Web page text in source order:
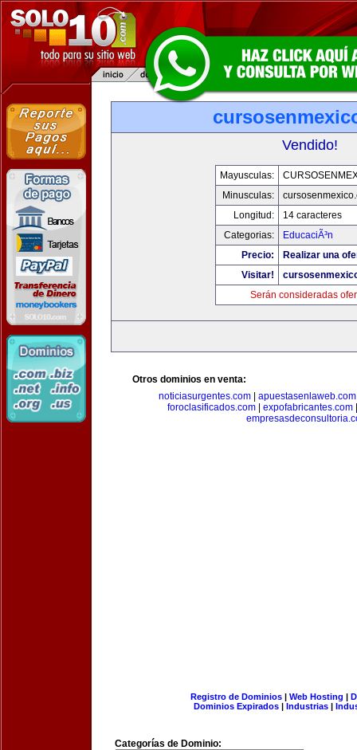
Vendido!
Mayusculas:
Minusculas:
Longitud:
14 caracteres
Categorias:
EducaciÃ³n
Precio:
Realizar una
Visitar!
Serán consideradas
Otros dominios en venta:
noticiasurgentes.com| apuestasenlaweb.com
foroclasificados.com
expofabricantes.com
Registro de Dominios| Web Hosting |
Dominios Expirados | Industrias |
Categorías de Dominio: